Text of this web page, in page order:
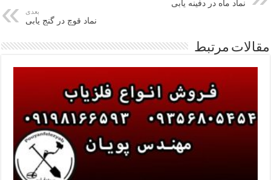
نماد ماه در دفینه یابی
بعدی
نماد قوچ در گنج یابی
مقالات مرتبط